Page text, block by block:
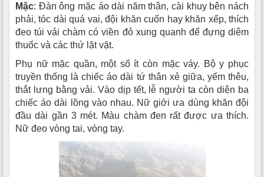
Mặc: Ðàn ông mặc áo dài năm thân, cài khuy bên nách
phải, tóc dài quá vai, đội khăn cuốn hay khăn xếp, thích
đeo túi vải chàm có viền đỏ xung quanh để đựng diêm
thuốc và các thứ lặt vặt.
Phụ nữ mặc quần, một số ít còn mặc váy. Bộ y phục
truyền thống là chiếc áo dài tứ thân xẻ giữa, yếm thêu,
thắt lưng bằng vải. Vào dịp tết, lễ người ta còn diện ba
chiếc áo dài lồng vào nhau. Nữ giới ưa dùng khăn đội
đầu dài gần 3 mét. Màu chàm đen rất được ưa thích.
Nữ đeo vòng tai, vòng tay.